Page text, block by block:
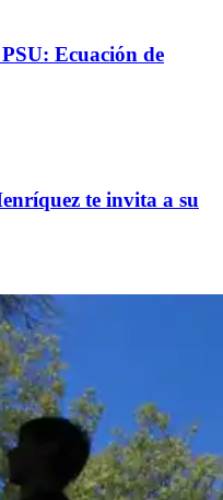
Ecuación de
te invita a su